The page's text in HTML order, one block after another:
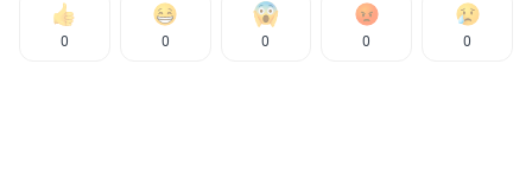
0 0 0 0 0